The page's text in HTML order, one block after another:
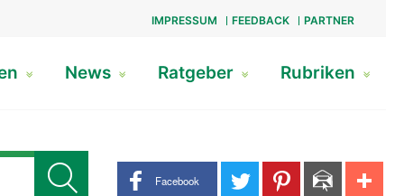
IMPRESSUM FEEDBACK PARTNER
News Ratgeber Rubriken
Share buttons
Facebook